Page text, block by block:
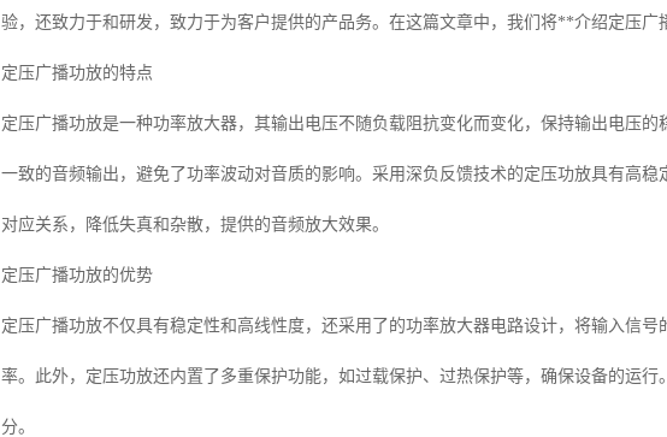
验，还致力于和研发，致力于为客户提供的产品务。在这篇文章中，我们将**介绍定压广
定压广播功放的特点
定压广播功放是一种功率放大器，其输出电压不随负载阻抗变化而变化，保持输出电压
一致的音频输出，避免了功率波动对音质的影响。采用深负反馈技术的定压功放具有高
对应关系，降低失真和杂散，提供的音频放大效果。
定压广播功放的优势
定压广播功放不仅具有稳定性和高线性度，还采用了的功率放大器电路设计，将输入信
率。此外，定压功放还内置了多重保护功能，如过载保护、过热保护等，确保设备的运
分。